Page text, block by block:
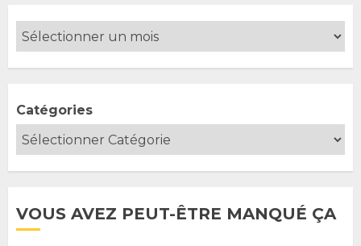
Catégories
VOUS AVEZ PEUT-ÊTRE MANQUÉ ÇA